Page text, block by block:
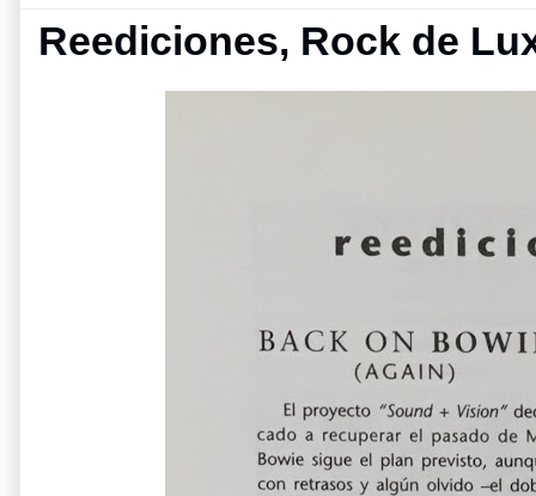
Reediciones, Rock de